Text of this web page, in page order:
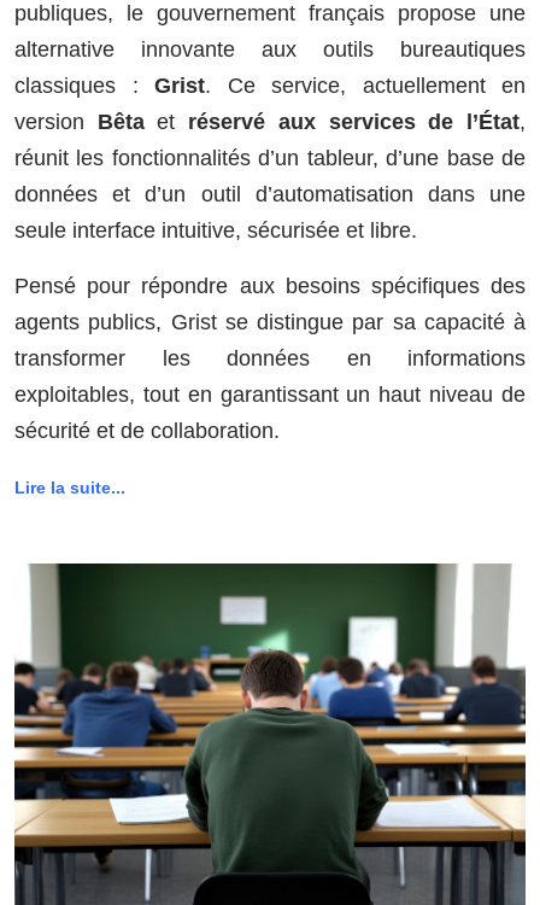
publiques, le gouvernement français propose une
alternative innovante aux outils bureautiques
classiques : Grist. Ce service, actuellement en
version Bêtaet réservé aux services de l’État,
réunit les fonctionnalités d’un tableur, d’une base de
données et d’un outil d’automatisation dans une
seule interface intuitive, sécurisée et libre.
Pensé pour répondre aux besoins spécifiques des
agents publics, Grist se distingue par sa capacité à
transformer les données en informations
exploitables, tout en garantissant un haut niveau de
sécurité et de collaboration.
Lire la suite...